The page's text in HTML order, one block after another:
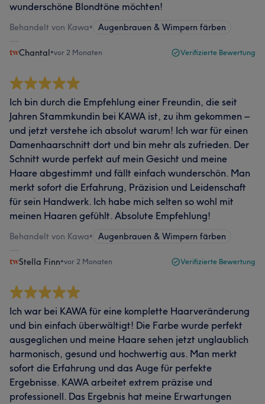
wunderschöne Blondtöne möchten!
Behandelt von Kawa• Augenbrauen & Wimpern färben
Chantal•vor 2 Monaten Verifizierte Bewertung
Ich bin durch die Empfehlung einer Freundin, die seit
Jahren Stammkundin bei KAWA ist, zu ihm gekommen –
und jetzt verstehe ich absolut warum! Ich war für einen
Damenhaarschnitt dort und bin mehr als zufrieden. Der
Schnitt wurde perfekt auf mein Gesicht und meine
Haare abgestimmt und fällt einfach wunderschön. Man
merkt sofort die Erfahrung, Präzision und Leidenschaft
für sein Handwerk. Ich habe mich selten so wohl mit
meinen Haaren gefühlt. Absolute Empfehlung!
Behandelt von Kawa• Augenbrauen & Wimpern färben
Stella Finn•vor 2 Monaten Verifizierte Bewertung
Ich war bei KAWA für eine komplette Haarveränderung
und bin einfach überwältigt! Die Farbe wurde perfekt
ausgeglichen und meine Haare sehen jetzt unglaublich
harmonisch, gesund und hochwertig aus. Man merkt
sofort die Erfahrung und das Auge für perfekte
Ergebnisse. KAWA arbeitet extrem präzise und
professionell. Das Ergebnis hat meine Erwartungen